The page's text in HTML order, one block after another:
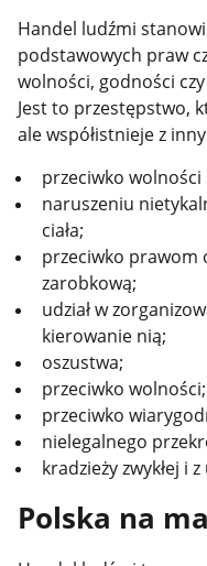
Handel ludźmi
podstawowych praw
wolności, godności
Jest to przestępstwo,
ale współistnieje z
przeciwko
naruszeniu
ciała;
przeciwko prawom
zarobkową;
udział w
kierowanie nią;
oszustwa;
przeciwko wolności;
przeciwko
nielegalnego
kradzieży zwykłej i
Polska na